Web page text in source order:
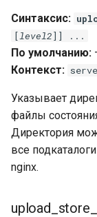
nsq
ntlm
openidc
openssl
perf
Синтаксис:
[level2]] ...
По умолчанию:
Контекст:
Указывает
файлы
Директория
все
nginx.